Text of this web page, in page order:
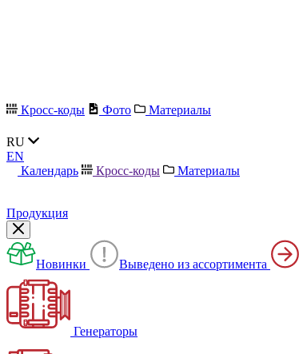
Кросс-коды Фото Материалы
RU
EN
Календарь
Кросс-коды Материалы
Продукция
Новинки Выведено из ассортимента
Генераторы